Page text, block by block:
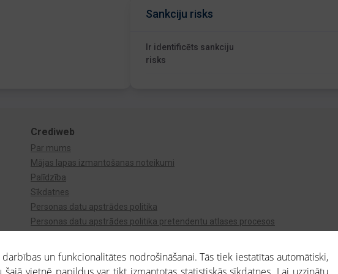
Sankciju risks
Ir identificēts sankciju
risks
Crediweb
Par mums
Mājas lapas izmantošanas noteikumi
Palīdzība
Sīkdatnes
Personas datu apstrādes politika
Personas datu apstrādes politika pretendentu atlases procesos
un funkcionalitātes nodrošināšanai. Tās tiek iestatītas automātiski,